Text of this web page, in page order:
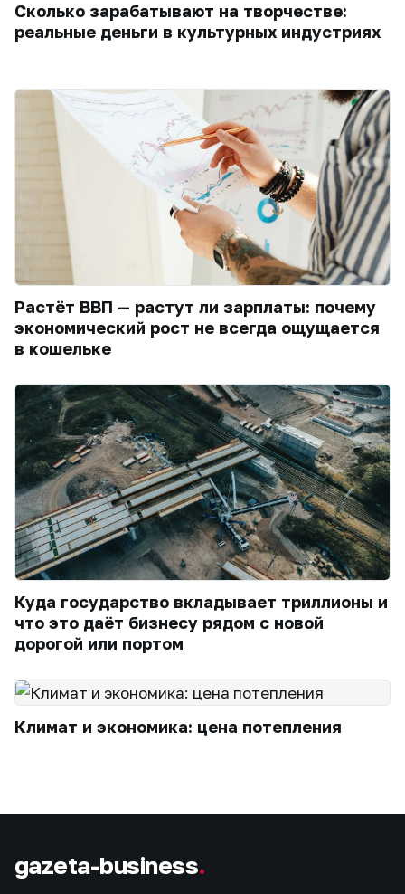
Сколько зарабатывают на творчестве:
реальные деньги в культурных индустриях
Растёт ВВП — растут ли зарплаты: почему
экономический рост не всегда ощущается
в кошельке
Куда государство вкладывает триллионы и
что это даёт бизнесу рядом с новой
дорогой или портом
Климат и экономика: цена потепления
gazeta-business.